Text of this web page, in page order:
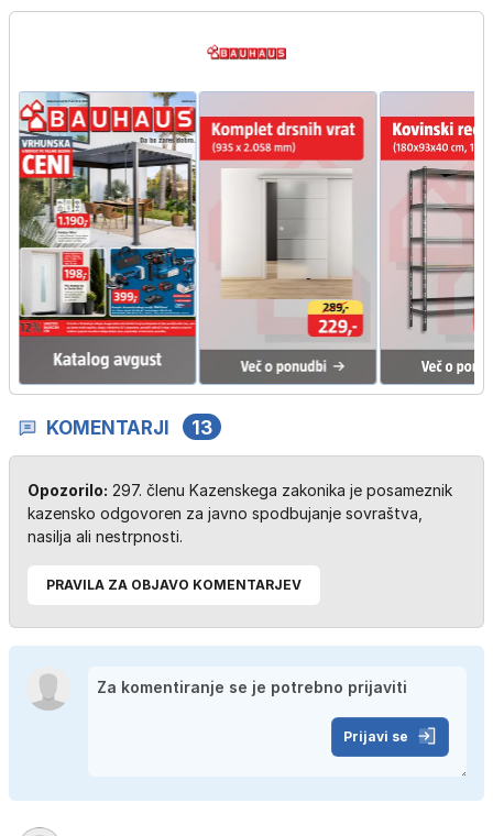
KOMENTARJI 13
Opozorilo: 297. členu Kazenskega zakonika je posameznik
kazensko odgovoren za javno spodbujanje sovraštva,
nasilja ali nestrpnosti.
PRAVILA ZA OBJAVO KOMENTARJEV
Prijavi se